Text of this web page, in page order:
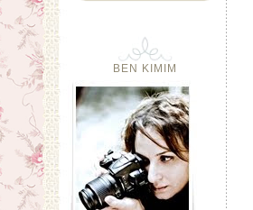
BEN KIMIM